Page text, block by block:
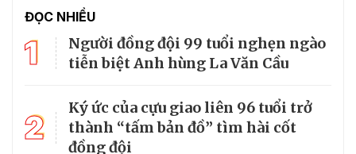
ĐỌC NHIỀU
1
Người đồng đội 99 tuổi nghẹn ngào
tiễn biệt Anh hùng La Văn Cầu
2
Ký ức của cựu giao liên 96 tuổi trở
thành “tấm bản đồ” tìm hài cốt
đồng đội